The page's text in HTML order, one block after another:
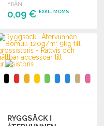
FRÅN
0,09 €EXKL. MOMS
BESTÄLL
Begär offert
RYGGSÄCK I